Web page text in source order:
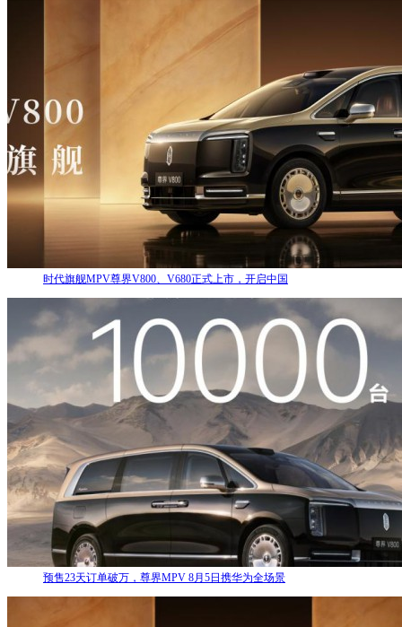
时代旗舰MPV尊界V800、V680正式上市，开启中国
预售23天订单破万，尊界MPV 8月5日携华为全场景